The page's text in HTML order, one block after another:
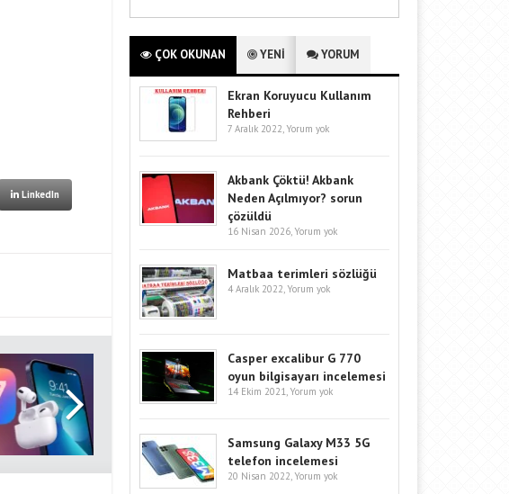
LinkedIn
ÇOK OKUNAN YENİ YORUM
Ekran Koruyucu Kullanım
Rehberi
7 Aralık 2022, Yorum yok
Akbank Çöktü! Akbank
Neden Açılmıyor? sorun
çözüldü
16 Nisan 2026, Yorum yok
Matbaa terimleri sözlüğü
4 Aralık 2022, Yorum yok
Casper excalibur G 770
oyun bilgisayarı incelemesi
14 Ekim 2021, Yorum yok
Samsung Galaxy M33 5G
telefon incelemesi
20 Nisan 2022, Yorum yok